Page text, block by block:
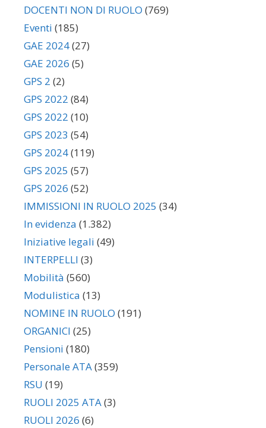
DOCENTI NON DI RUOLO (769)
Eventi (185)
GAE 2024(27)
GAE 2026 (5)
GPS 2 (2)
GPS 2022 (84)
GPS 2022 (10)
GPS 2023 (54)
GPS 2024(119)
GPS 2025 (57)
GPS 2026 (52)
IMMISSIONI IN RUOLO 2025 (34)
In evidenza (1.382)
Iniziative legali (49)
INTERPELLI (3)
Mobilità (560)
Modulistica (13)
NOMINE IN RUOLO (191)
ORGANICI (25)
Pensioni (180)
Personale ATA(359)
RSU (19)
RUOLI 2025 ATA(3)
RUOLI 2026 (6)